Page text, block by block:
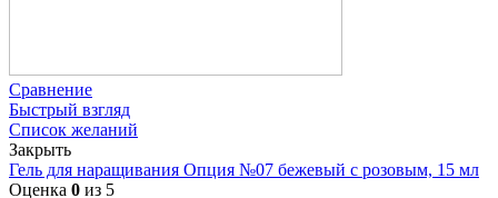
Сравнение
Быстрый взгляд
Список желаний
Закрыть
Гель для наращивания Опция №07 бежевый с розовым, 15 мл
Оценка 0 из 5